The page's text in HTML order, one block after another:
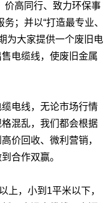
价高同行、致力环保事
；并以“打造最专业、
为大家提供一个废旧电
电缆线，使废旧金属
电线，无论市场行情
混乱，我们都会根据
价回收、微利营销，
合作双赢。
上，小到1平米以下，